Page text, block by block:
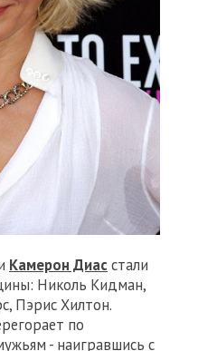
Камерон Диас стали
Николь Кидман,
Пэрис Хилтон.
по
- наигравшись с